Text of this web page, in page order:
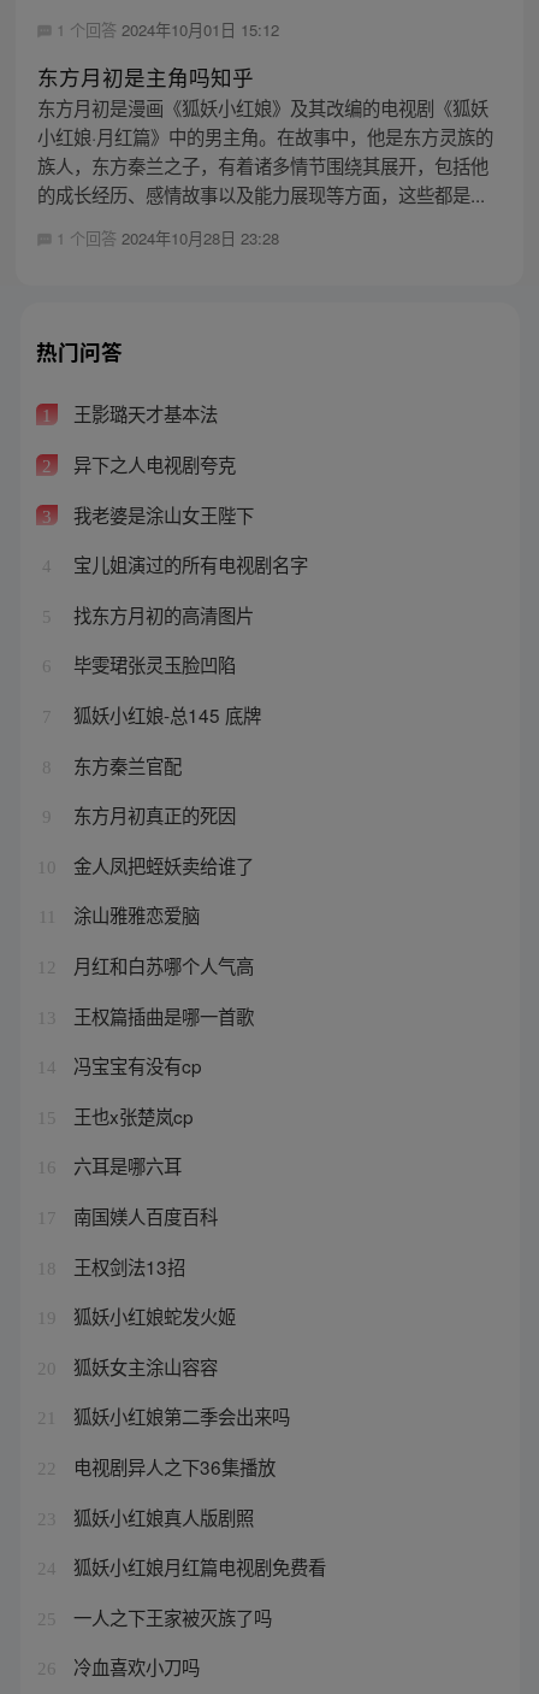
1 个回答 2024年10月01日 15:12
东方月初是主角吗知乎
东方月初是漫画《狐妖小红娘》及其改编的电视剧《狐妖
小红娘·月红篇》中的男主角。在故事中，他是东方灵族的
族人，东方秦兰之子，有着诸多情节围绕其展开，包括他
的成长经历、感情故事以及能力展现等方面，这些都是...
1 个回答 2024年10月28日 23:28
热门问答
1 王影璐天才基本法
2 异下之人电视剧夸克
3 我老婆是涂山女王陛下
4 宝儿姐演过的所有电视剧名字
5 找东方月初的高清图片
6 毕雯珺张灵玉脸凹陷
7 狐妖小红娘-总145 底牌
8 东方秦兰官配
9 东方月初真正的死因
10 金人凤把蛭妖卖给谁了
涂山雅雅恋爱脑
12 月红和白苏哪个人气高
13 王权篇插曲是哪一首歌
14 冯宝宝有没有cp
15 王也x张楚岚cp
16 六耳是哪六耳
17 南国媄人百度百科
18 王权剑法13招
19 狐妖小红娘蛇发火姬
20 狐妖女主涂山容容
21 狐妖小红娘第二季会出来吗
22 电视剧异人之下36集播放
23 狐妖小红娘真人版剧照
24 狐妖小红娘月红篇电视剧免费看
25 一人之下王家被灭族了吗
26 冷血喜欢小刀吗